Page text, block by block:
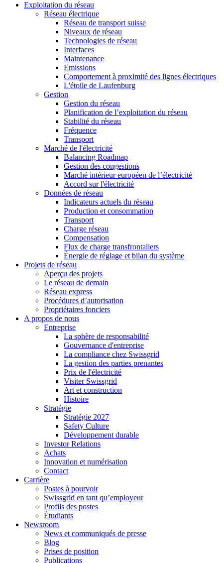
Exploitation du réseau
Réseau électrique
Réseau de transport suisse
Niveaux de réseau
Technologies de réseau
Interfaces
Maintenance
Emissions
Comportement à proximité des lignes électriques
L'étoile de Laufenburg
Gestion
Gestion du réseau
Planification de l’exploitation du réseau
Stabilité du réseau
Fréquence
Transport
Marché de l'électricité
Balancing Roadmap
Gestion des congestions
Marché intérieur européen de l’électricité
Accord sur l'électricité
Données de réseau
Indicateurs actuels du réseau
Production et consommation
Transport
Charge réseau
Compensation
Flux de charge transfrontaliers
Énergie de réglage et bilan du système
Projets de réseau
Aperçu des projets
Le réseau de demain
Réseau express
Procédures d’autorisation
Propriétaires fonciers
A propos de nous
Entreprise
La sphère de responsabilité
Gouvernance d'entreprise
La compliance chez Swissgrid
La gestion des parties prenantes
Prix de l'électricité
Visiter Swissgrid
Art et construction
Histoire
Stratégie
Stratégie 2027
Safety Culture
Développement durable
Investor Relations
Achats
Innovation et numérisation
Contact
Carrière
Postes à pourvoir
Swissgrid en tant qu’employeur
Profils des postes
Étudiants
Newsroom
News et communiqués de presse
Blog
Prises de position
Publications